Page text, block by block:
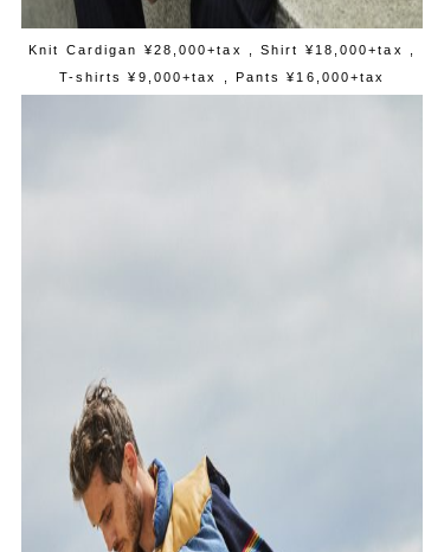
Knit Cardigan ¥28,000+tax , Shirt ¥18,000+tax ,
T-shirts ¥9,000+tax , Pants ¥16,000+tax